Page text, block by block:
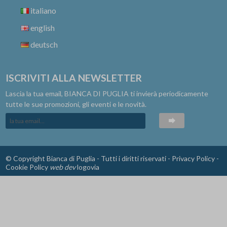
italiano
english
deutsch
ISCRIVITI ALLA NEWSLETTER
Lascia la tua email, BIANCA DI PUGLIA ti invierà periodicamente
tutte le sue promozioni, gli eventi e le novità.
© Copyright Bianca di Puglia - Tutti i diritti riservati - Privacy Policy -
Cookie Policy web devlogovia